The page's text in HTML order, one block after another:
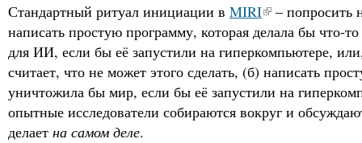
Стандартный ритуал инициации в MIRI
– попросить
написать простую программу, которая делала бы что-
для ИИ, если бы её запустили на гиперкомпьютере,
считает, что не может этого сделать, (б) написать
уничтожила бы мир, если бы её запустили на
опытные исследователи собираются вокруг и
делает на самом деле.